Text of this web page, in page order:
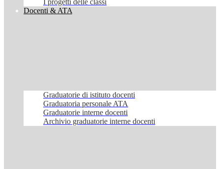
I progetti delle classi
Docenti & ATA
Graduatorie di istituto docenti
Graduatoria personale ATA
Graduatorie interne docenti
Archivio graduatorie interne docenti